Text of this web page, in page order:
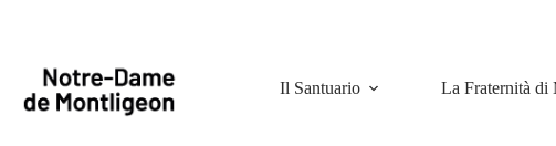
Il Santuario La Fraternità di